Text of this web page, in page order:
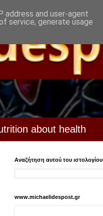
about health
Αναζήτηση αυτού του ιστολογίου
www.michaelidespost.gr
address and user-agent
service, generate usage